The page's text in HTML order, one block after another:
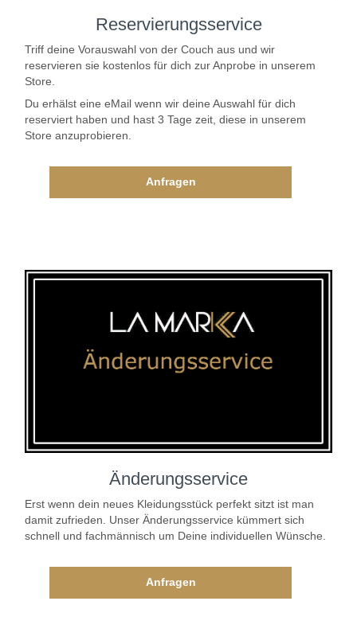
Reservierungsservice
Triff deine Vorauswahl von der Couch aus und wir
reservieren sie kostenlos für dich zur Anprobe in unserem
Store.
Du erhälst eine eMail wenn wir deine Auswahl für dich
reserviert haben und hast 3 Tage zeit, diese in unserem
Store anzuprobieren.
Anfragen
Änderungsservice
Erst wenn dein neues Kleidungsstück perfekt sitzt ist man
damit zufrieden. Unser Änderungsservice kümmert sich
schnell und fachmännisch um Deine individuellen Wünsche.
Anfragen